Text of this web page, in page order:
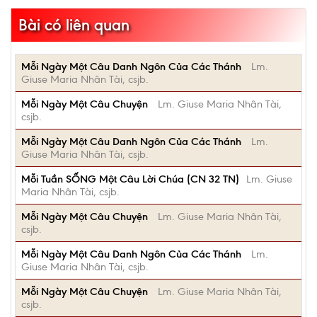
Bài có liên quan
Mỗi Ngày Một Câu Danh Ngôn Của Các Thánh
Lm.
Giuse Maria Nhân Tài, csjb.
Mỗi Ngày Một Câu Chuyện
Lm. Giuse Maria Nhân Tài,
csjb.
Mỗi Ngày Một Câu Danh Ngôn Của Các Thánh
Lm.
Giuse Maria Nhân Tài, csjb.
Mỗi Tuần SỐNG Một Câu Lời Chúa (CN 32 TN)
Lm. Giuse
Maria Nhân Tài, csjb.
Mỗi Ngày Một Câu Chuyện
Lm. Giuse Maria Nhân Tài,
csjb.
Mỗi Ngày Một Câu Danh Ngôn Của Các Thánh
Lm.
Giuse Maria Nhân Tài, csjb.
Mỗi Ngày Một Câu Chuyện
Lm. Giuse Maria Nhân Tài,
csjb.